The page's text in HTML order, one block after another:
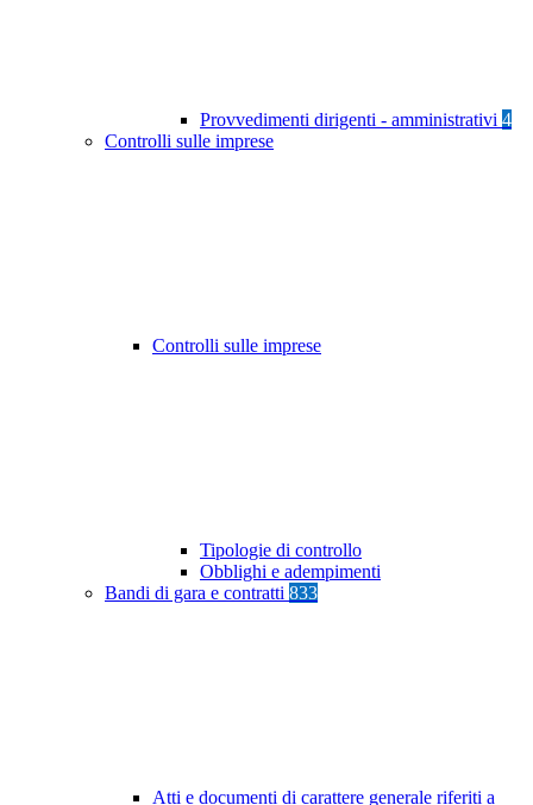
Provvedimenti dirigenti - amministrativi 4
Controlli sulle imprese
Controlli sulle imprese
Tipologie di controllo
Obblighi e adempimenti
Bandi di gara e contratti 833
Atti e documenti di carattere generale riferiti a